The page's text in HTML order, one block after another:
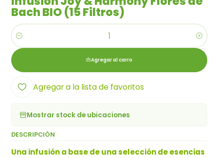
Bach BIO (15 Filtros)
Cantidad
Agregar al carro
Agregar a la lista de favoritos
Mostrar stock de ubicaciones
DESCRIPCIÓN
Una infusión a base de una selección de esencias